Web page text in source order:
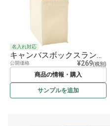
名入れ対応
キャンバスボックスランチトート ナチュラル
公開価格 ¥269(税別)
商品の情報・購入
サンプルを追加